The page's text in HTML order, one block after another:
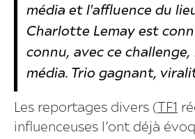
média et l'affluence du
Charlotte Lemay est
connu, avec ce challenge,
média. Trio gagnant,
Les reportages divers ( TF1
influenceuses l’ont déjà